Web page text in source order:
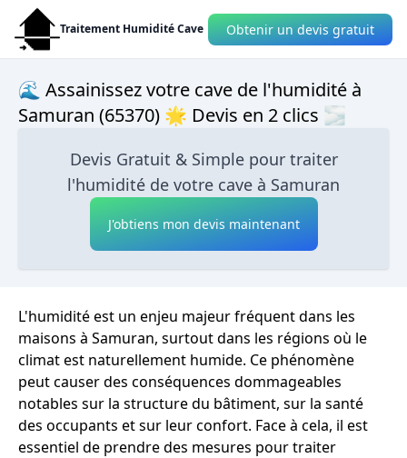
Traitement Humidité Cave Obtenir un devis gratuit
🌊 Assainissez votre cave de l'humidité à
Samuran (65370) 🌟 Devis en 2 clics 🌫
Devis Gratuit & Simple pour traiter
l'humidité de votre cave à Samuran
J'obtiens mon devis maintenant
L'humidité est un enjeu majeur fréquent dans les
maisons à Samuran, surtout dans les régions où le
climat est naturellement humide. Ce phénomène
peut causer des conséquences dommageables
notables sur la structure du bâtiment, sur la santé
des occupants et sur leur confort. Face à cela, il est
essentiel de prendre des mesures pour traiter